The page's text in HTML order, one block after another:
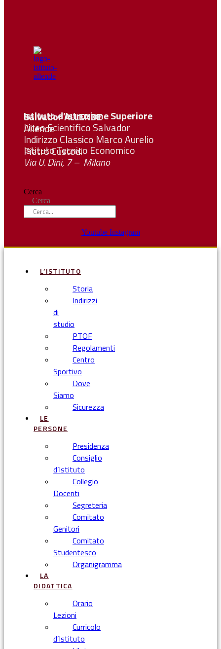
Istituto d’Istruzione Superiore SalvadorALLENDE
Liceo Scientifico Salvador Allende
Indirizzo Classico Marco Aurelio
Istituto Tecnico Economico Pietro Custodi
Via U. Dini, 7 – Milano
Cerca
Cerca
Youtube Instagram
L’ISTITUTO
Storia
Indirizzi
di
studio
PTOF
Regolamenti
Centro
Sportivo
Dove
Siamo
Sicurezza
LE
PERSONE
Presidenza
Consiglio
d’Istituto
Collegio
Docenti
Segreteria
Comitato
Genitori
Comitato
Studentesco
Organigramma
LA
DIDATTICA
Orario
Lezioni
Curricolo
d’Istituto